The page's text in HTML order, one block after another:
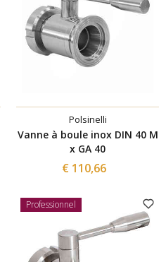
Polsinelli
Vanne à boule inox DIN 40 M
x GA 40
€ 110,66
Professionnel